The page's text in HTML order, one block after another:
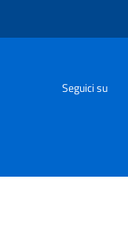
Seguici su